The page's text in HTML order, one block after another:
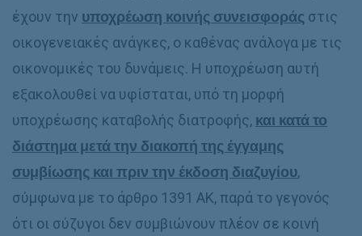
έχουν την υποχρέωση κοινής συνεισφοράς στις
οικογενειακές ανάγκες, ο καθένας ανάλογα με τις
οικονομικές του δυνάμεις. Η υποχρέωση αυτή
εξακολουθεί να υφίσταται, υπό τη μορφή
υποχρέωσης καταβολής διατροφής, και κατά το
διάστημα μετά την διακοπή της έγγαμης
συμβίωσης και πριν την έκδοση διαζυγίου,
σύμφωνα με το άρθρο 1391 ΑΚ, παρά το γεγονός
ότι οι σύζυγοι δεν συμβιώνουν πλέον σε κοινή